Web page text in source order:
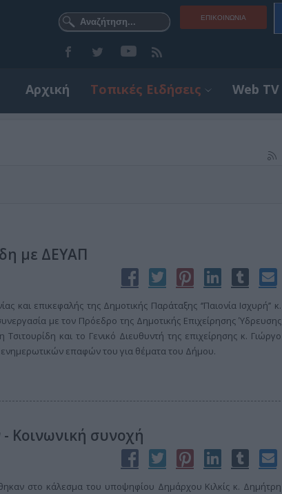
ΕΠΙΚΟΙΝΩΝΊΑ
Αρχική Τοπικές Ειδήσεις Web TV
με ΔΕΥΑΠ
και επικεφαλής της Δημοτικής Παράταξης ‘’Παιονία Ισχυρή’’ κ.
με τον Πρόεδρο της Δημοτικής Επιχείρησης Ύδρευσης
Τσιτουρίδη και το Γενικό Διευθυντή της επιχείρησης κ. Γιώργο
επαφών του για θέματα του Δήμου.
Κοινωνική συνοχή
στο κάλεσμα του υποψηφίου Δημάρχου Κιλκίς κ. Δημήτρη